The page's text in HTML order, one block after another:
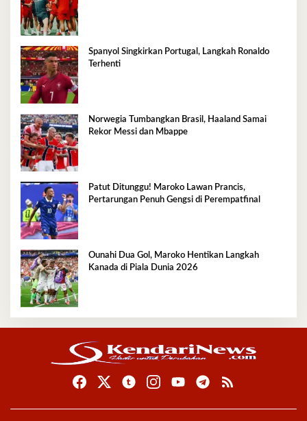
Spanyol Singkirkan Portugal, Langkah Ronaldo
Terhenti
Norwegia Tumbangkan Brasil, Haaland Samai
Rekor Messi dan Mbappe
Patut Ditunggu! Maroko Lawan Prancis,
Pertarungan Penuh Gengsi di Perempatfinal
Ounahi Dua Gol, Maroko Hentikan Langkah
Kanada di Piala Dunia 2026